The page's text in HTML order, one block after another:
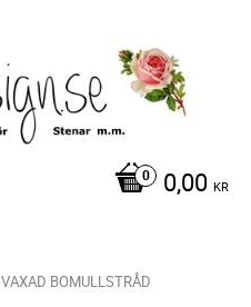
0,00 KR
VAXAD BOMULLSTRÅD